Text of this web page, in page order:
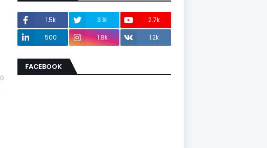
0
1.5k 3.1k
2.7k
500
1.8k 1.2k
FACEBOOK